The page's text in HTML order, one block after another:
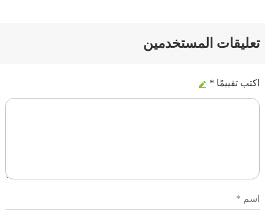
تعليقات المستخدمين
اكتب تقييمًا *